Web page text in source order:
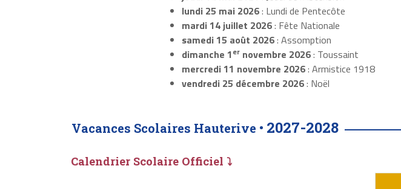
lundi 25 mai 2026: Lundi de Pentecôte
mardi 14 juillet 2026: Fête Nationale
samedi 15 août 2026: Assomption
dimanche 1ernovembre 2026: Toussaint
mercredi 11 novembre 2026: Armistice 1918
vendredi 25 décembre 2026: Noël
Vacances Scolaires Hauterive • 2027-2028
Calendrier Scolaire Officiel ⤵